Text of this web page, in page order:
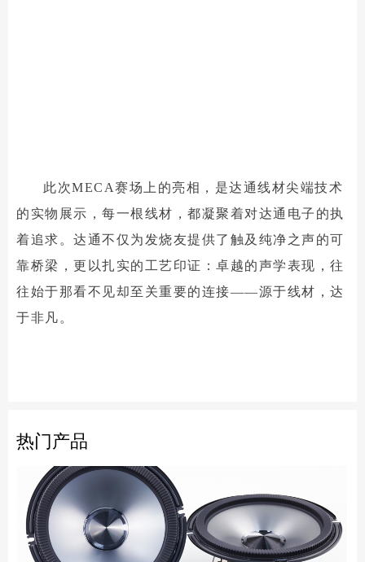
此次MECA赛场上的亮相，是达通线材尖端技术
的实物展示，每一根线材，都凝聚着对达通电子的执
着追求。达通不仅为发烧友提供了触及纯净之声的可
靠桥梁，更以扎实的工艺印证：卓越的声学表现，往
往始于那看不见却至关重要的连接——源于线材，达
于非凡。
热门产品